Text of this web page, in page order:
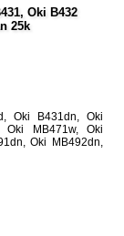
Oki B432
25k
Oki B431dn, Oki
MB471w, Oki
Oki MB492dn,